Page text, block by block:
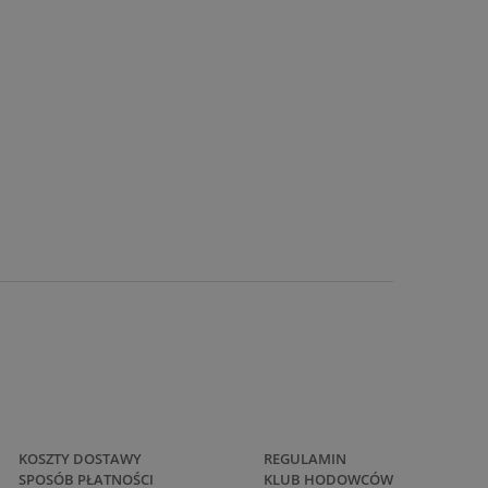
KOSZTY DOSTAWY
SPOSÓB PŁATNOŚCI
REGULAMIN
KLUB HODOWCÓW